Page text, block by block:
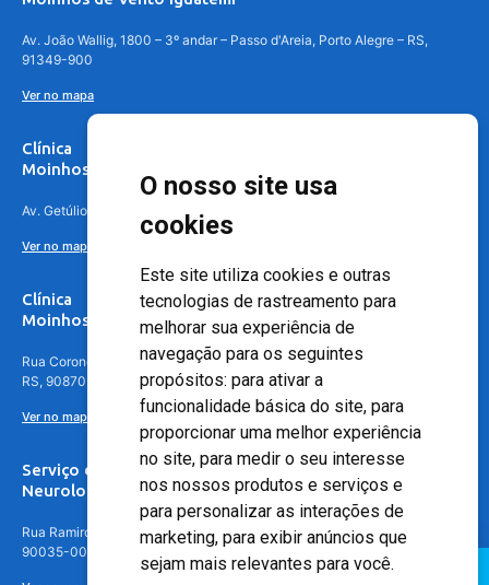
O nosso site usa
cookies
Este site utiliza cookies e outras
tecnologias de rastreamento para
melhorar sua experiência de
navegação para os seguintes
propósitos: para ativar a
funcionalidade básica do site, para
proporcionar uma melhor experiência
no site, para medir o seu interesse
nos nossos produtos e serviços e
para personalizar as interações de
marketing, para exibir anúncios que
sejam mais relevantes para você.
Av. João Wallig, 1800 – 3º andar – Passo d'Areia, Porto Alegre – RS,
91349-900
Ver no mapa
Clínica
Moinhos de Vento Canoas
Av. Getúlio Vargas, 4841 – Centro, Canoas – RS, 92010-010
Ver no mapa
Clínica
Moinhos de Vento - Teresópolis
Rua Coronel Aparício Borges, 250 - 3º andar - Teresópolis, Porto Alegre -
RS, 90870-016
Ver no mapa
Serviço de
Neurologia
Rua Ramiro Barcelos, 630 – 5º andar – Floresta, Porto Alegre – RS,
90035-001